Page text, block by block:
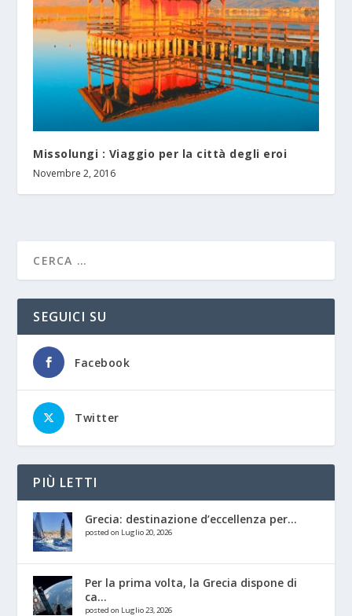
Missolungi : Viaggio per la città degli eroi
Novembre 2, 2016
SEGUICI SU
Facebook
Twitter
PIÙ LETTI
Grecia: destinazione d’eccellenza per...
posted on Luglio 20, 2026
Per la prima volta, la Grecia dispone di
ca...
posted on Luglio 23, 2026